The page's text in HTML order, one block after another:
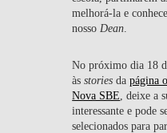
melhorá-la e
nosso Dean
No próximo dia 18
àsstoriesdapágina
Nova SBE , deixe a
interessante e pode
selecionados para